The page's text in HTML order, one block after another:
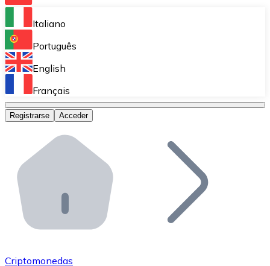
Bitnovo Ramp
Integra nuestra solución en tu plataforma.
Bitnovo Giftcards
Bitnovo OTC
Bitnovo ATM
Integra un ATM Bitnovo en tu negocio y permite que
Bitnovo API
Integra nuestra API en tu ecosistema.
Únete a nuestra red de distribuidores.
Italiano
Português
English
Français
Registrarse Acceder
Criptomonedas